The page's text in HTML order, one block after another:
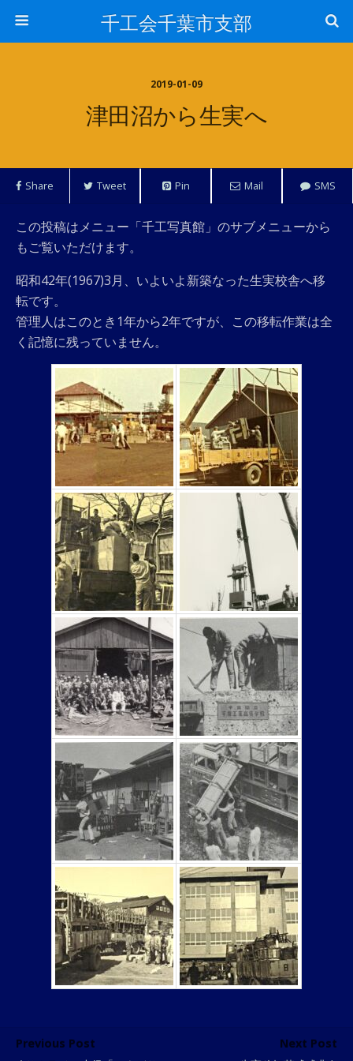
千工会千葉市支部
2019-01-09
津田沼から生実へ
Share Tweet Pin Mail SMS
この投稿はメニュー「千工写真館」のサブメニューから
もご覧いただけます。
昭和42年(1967)3月、いよいよ新築なった生実校舎へ移
転です。
管理人はこのとき1年から2年ですが、この移転作業は全
く記憶に残っていません。
Previous Post
Next Post